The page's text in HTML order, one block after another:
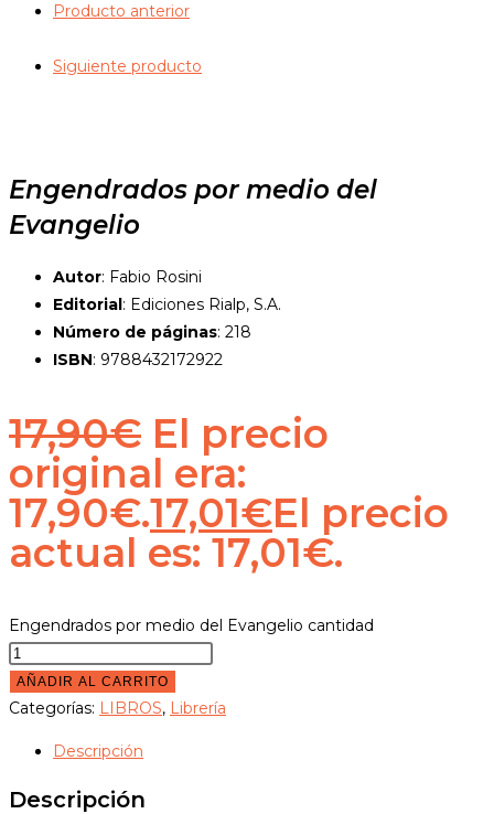
Producto anterior
Siguiente producto
Engendrados por medio del
Evangelio
Autor: Fabio Rosini
Editorial: Ediciones Rialp, S.A.
Número de páginas: 218
ISBN: 9788432172922
17,90€ El precio
original era:
17,90€.17,01€El precio
actual es: 17,01€.
Engendrados por medio del Evangelio cantidad
AÑADIR AL CARRITO
Categorías: LIBROS, Librería
Descripción
Descripción